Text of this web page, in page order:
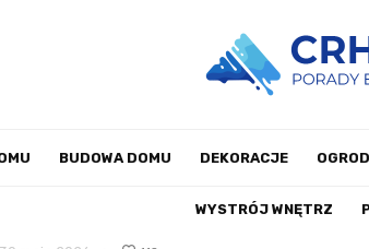
BUDOWA DOMU DEKORACJE
WYSTRÓJ WNĘTRZ